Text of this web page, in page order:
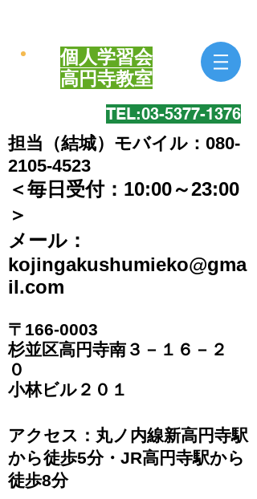
個人学習会
​高円寺教室
TEL:​03-5377-1376
担当（結城）モバイル：080-
2105-4523
＜毎日受付：10:00～23:00
＞
​メール：
kojingakushumieko@gma
il.com
〒166-0003
​杉並区高円寺南３－１６－２
０
​小林ビル２０１
​アクセス：丸ノ内線新高円寺駅
から徒歩5分・JR高円寺駅から
徒歩8分